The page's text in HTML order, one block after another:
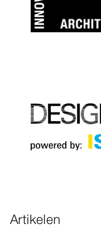
Artikelen